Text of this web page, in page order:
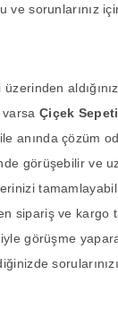
ve sorunlarınız
Çiçek
ile anında çözüm
görüşebilir ve
sipariş ve kargo
görüşme